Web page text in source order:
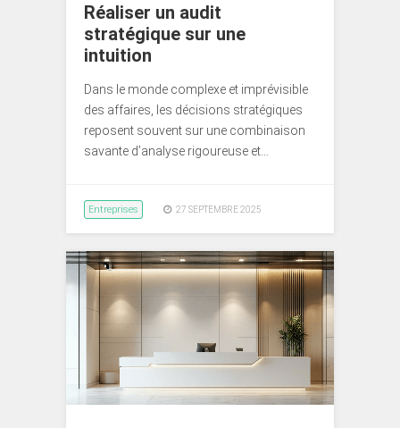
Réaliser un audit
stratégique sur une
intuition
Dans le monde complexe et imprévisible
des affaires, les décisions stratégiques
reposent souvent sur une combinaison
savante d’analyse rigoureuse et…
Entreprises 27 SEPTEMBRE 2025